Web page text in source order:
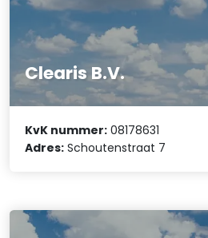
Clearis B.V.
KvK nummer: 08178631
Adres: Schoutenstraat 7